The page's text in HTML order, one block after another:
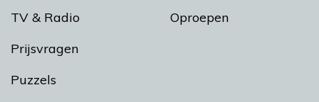
TV & Radio
Prijsvragen
Puzzels
Oproepen